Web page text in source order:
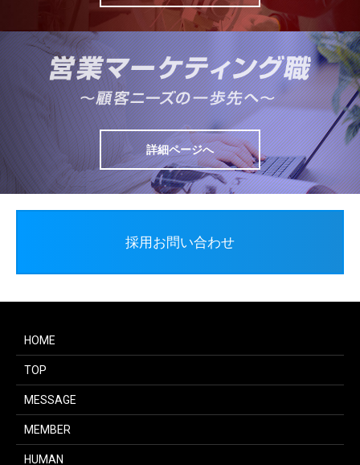
詳細ページへ
採用お問い合わせ
HOME
TOP
MESSAGE
MEMBER
HUMAN